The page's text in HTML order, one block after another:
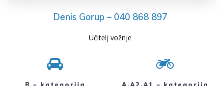
Denis Gorup – 040 868 897
Učitelj vožnje